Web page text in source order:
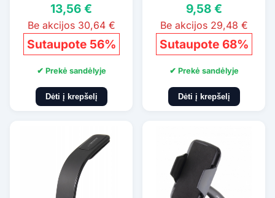
13,56 €
Be akcijos 30,64 €
Sutaupote 56%
✔ Prekė sandėlyje
Dėti į krepšelį
9,58 €
Be akcijos 29,48 €
Sutaupote 68%
✔ Prekė sandėlyje
Dėti į krepšelį